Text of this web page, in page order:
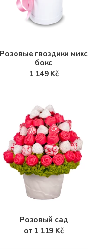
Розовые гвоздики микс
бокс
1 149 Kč
Розовый сад
от 1 119 Kč